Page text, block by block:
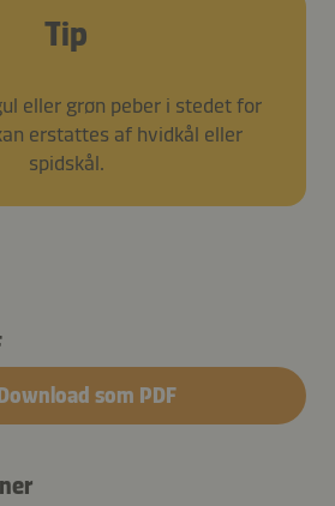
Tip
eller grøn peber i stedet for
erstattes af hvidkål eller
spidskål.
som PDF